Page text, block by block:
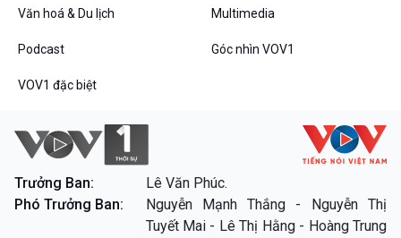
Dòng chảy sự kiện
Diễn đàn chủ nhật
VOV1 đặc biệt
Thanh âm ký sự
Văn hoá & Du lịch Multimedia
Podcast Góc nhìn VOV1
VOV1 đặc biệt
Trưởng Ban:
Lê Văn Phúc.
Phó Trưởng Ban:
Nguyễn Mạnh Thắng - Nguyễn Thị
Tuyết Mai - Lê Thị Hằng - Hoàng Trung